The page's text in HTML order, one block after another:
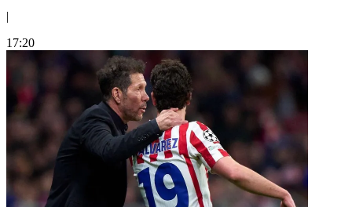
|
17:20